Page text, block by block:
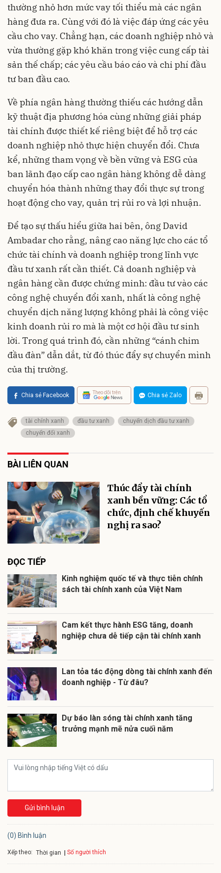
thường nhỏ hơn mức vay tối thiểu mà các ngân
hàng đưa ra. Cùng với đó là việc đáp ứng các yêu
cầu cho vay. Chẳng hạn, các doanh nghiệp nhỏ và
vừa thường gặp khó khăn trong việc cung cấp tài
sản thế chấp; các yêu cầu báo cáo và chi phí đầu
tư ban đầu cao.
Về phía ngân hàng thường thiếu các hướng dẫn
kỹ thuật địa phương hóa cùng những giải pháp
tài chính được thiết kế riêng biệt để hỗ trợ các
doanh nghiệp nhỏ thực hiện chuyển đổi. Chưa
kể, những tham vọng về bền vững và ESG của
ban lãnh đạo cấp cao ngân hàng không dễ dàng
chuyển hóa thành những thay đổi thực sự trong
hoạt động cho vay, quản trị rủi ro và lợi nhuận.
Để tạo sự thấu hiểu giữa hai bên, ông David
Ambadar cho rằng, nâng cao năng lực cho các tổ
chức tài chính và doanh nghiệp trong lĩnh vực
đầu tư xanh rất cần thiết. Cả doanh nghiệp và
ngân hàng cần được chứng minh: đầu tư vào các
công nghệ chuyển đổi xanh, nhất là công nghệ
chuyển dịch năng lượng không phải là công việc
kinh doanh rủi ro mà là một cơ hội đầu tư sinh
lời. Trong quá trình đó, cần những “cánh chim
đầu đàn” dẫn dắt, từ đó thúc đẩy sự chuyển mình
của thị trường.
Chia sẻ Facebook Theo dõi trên Chia sẻ Zalo
tài chính xanh đầu tư xanh
chuyển dịch đầu tư xanh
chuyển đổi xanh
BÀI LIÊN QUAN
Thúc đẩy tài chính
xanh bền vững: Các tổ
chức, định chế khuyến
nghị ra sao?
ĐỌC TIẾP
Kinh nghiệm quốc tế và thực tiễn chính
sách tài chính xanh của Việt Nam
Cam kết thực hành ESG tăng, doanh
nghiệp chưa dễ tiếp cận tài chính xanh
Lan tỏa tác động dòng tài chính xanh đến
doanh nghiệp - Từ đâu?
Dự báo làn sóng tài chính xanh tăng
trưởng mạnh mẽ nửa cuối năm
Gửi bình luận
(0) Bình luận
Xếp theo: Thời gian Số người thích